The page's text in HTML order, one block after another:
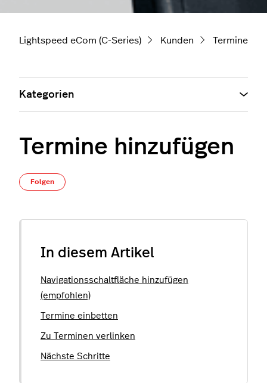
Lightspeed eCom (C-Series) Kunden Termine
Termine hinzufügen
Folgen
In diesem Artikel
Navigationsschaltfläche hinzufügen
(empfohlen)
Termine einbetten
Zu Terminen verlinken
Nächste Schritte
Kategorien